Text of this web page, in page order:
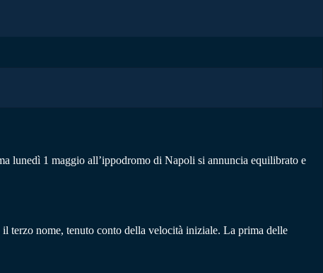
lunedì 1 maggio all’ippodromo di Napoli si annuncia equilibrato e
terzo nome, tenuto conto della velocità iniziale. La prima delle